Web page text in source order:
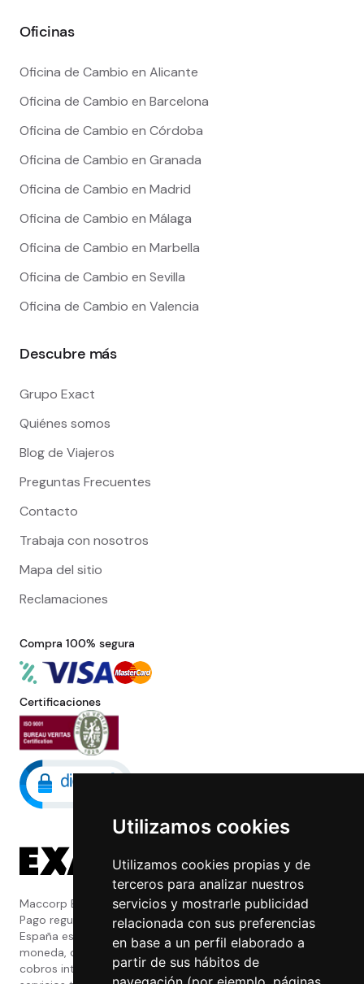
Utilizamos cookies
Utilizamos cookies propias y de
terceros para analizar nuestros
servicios y mostrarle publicidad
relacionada con sus preferencias
en base a un perfil elaborado a
partir de sus hábitos de
Oficinas
Oficina de Cambio en Alicante
Oficina de Cambio en Barcelona
Oficina de Cambio en Córdoba
Oficina de Cambio en Granada
Oficina de Cambio en Madrid
Oficina de Cambio en Málaga
Oficina de Cambio en Marbella
Oficina de Cambio en Sevilla
Oficina de Cambio en Valencia
Descubre más
Grupo Exact
Quiénes somos
Blog de Viajeros
Preguntas Frecuentes
Contacto
Trabaja con nosotros
Mapa del sitio
Reclamaciones
Compra 100% segura
Certificaciones
Maccorp Exact Change es una Entidad de
Pago regulada y con licencia del Banco de
España especializada en cambio de
moneda, divisas, transferencias, pagos y
cobros internacionales que presta estos